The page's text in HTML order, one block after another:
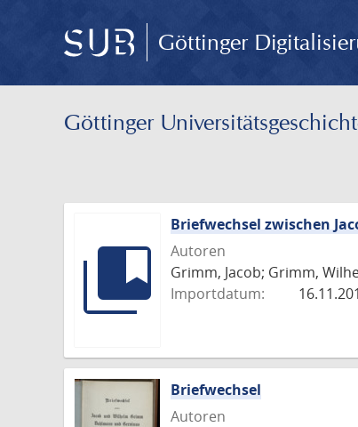
Göttinger
Göttinger
Briefwechsel zwischen
Autoren
Grimm, Jacob; Grimm,
Importdatum:
Briefwechsel
Autoren